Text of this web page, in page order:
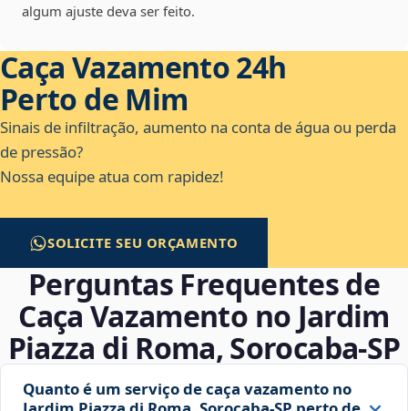
algum ajuste deva ser feito.
Caça Vazamento 24h
Perto de Mim
Sinais de infiltração, aumento na conta de água ou perda
de pressão?
Nossa equipe atua com rapidez!
SOLICITE SEU ORÇAMENTO
Perguntas Frequentes de
Caça Vazamento no Jardim
Piazza di Roma, Sorocaba‑SP
Quanto é um serviço de caça vazamento no